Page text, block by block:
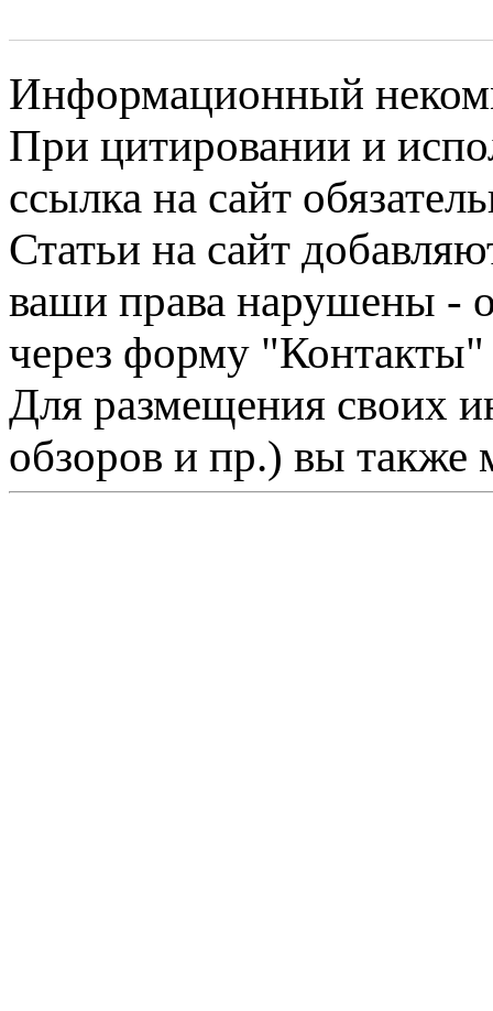
Информационный
При цитировании и
ссылка на сайт
Статьи на сайт
ваши права нарушены -
через форму "Контакты"
Для размещения своих
обзоров и пр.) вы также